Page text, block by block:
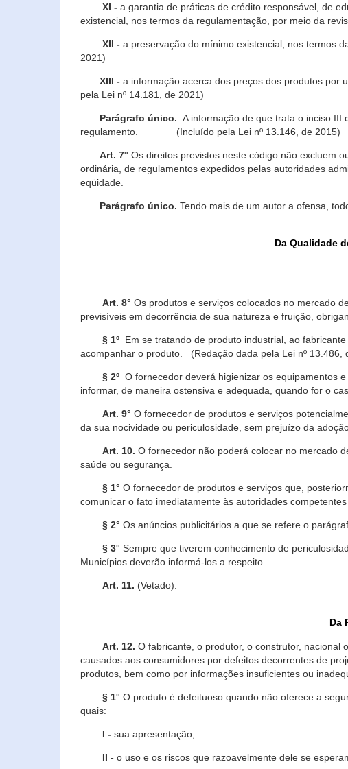
XI - a garantia de práticas de crédito responsável, de
existencial, nos termos da regulamentação, por meio da
XII - a preservação do mínimo existencial, nos
2021)
XIII - a informação acerca dos preços dos produtos
pela Lei nº 14.181, de 2021)
Parágrafo único. A informação de que trata o inciso III
regulamento. (Incluído pela Lei nº 13.146, de 2015)
Art. 7° Os direitos previstos neste código não excluem
ordinária, de regulamentos expedidos pelas autoridades
eqüidade.
Parágrafo único. Tendo mais de um autor a ofensa,
Da Qualidade
Art. 8° Os produtos e serviços colocados no mercado
previsíveis em decorrência de sua natureza e fruição,
§ 1º Em se tratando de produto industrial, ao
acompanhar o produto. (Redação dada pela Lei nº 13.486,
§ 2º O fornecedor deverá higienizar os equipamentos
informar, de maneira ostensiva e adequada, quando for o
Art. 9° O fornecedor de produtos e serviços
da sua nocividade ou periculosidade, sem prejuízo da
Art. 10. O fornecedor não poderá colocar no mercado
saúde ou segurança.
§ 1° O fornecedor de produtos e serviços que,
comunicar o fato imediatamente às autoridades
§ 2° Os anúncios publicitários a que se refere o
§ 3° Sempre que tiverem conhecimento de
Municípios deverão informá-los a respeito.
Art. 11. (Vetado).
Da
Art. 12. O fabricante, o produtor, o construtor, nacional
causados aos consumidores por defeitos decorrentes de
produtos, bem como por informações insuficientes ou
§ 1° O produto é defeituoso quando não oferece a
quais:
I - sua apresentação;
II - o uso e os riscos que razoavelmente dele se